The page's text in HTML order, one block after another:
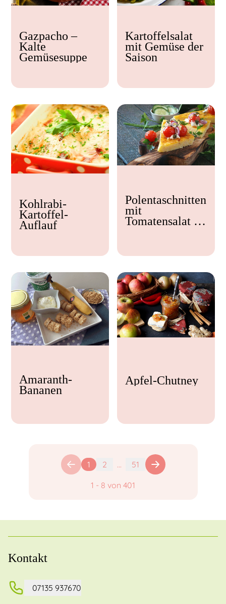
< 15 min
15 - 30 min
30 - 60 min
Gazpacho –
Kalte
Gemüsesuppe
Kartoffelsalat
mit Gemüse der
Saison
Kohlrabi-
Kartoffel-
Auflauf
Polentaschnitten
mit
Tomatensalat &
Amaranth-
Bananen
Apfel-Chutney
1 2 ... 51
1 - 8 von 401
Kontakt
07135 937670